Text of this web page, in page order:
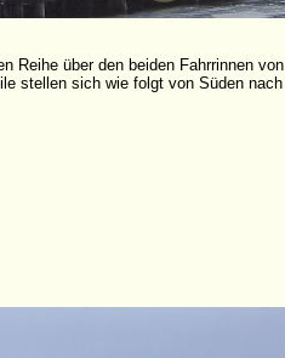
Reihe über den beiden Fahrrinnen von
stellen sich wie folgt von Süden nach